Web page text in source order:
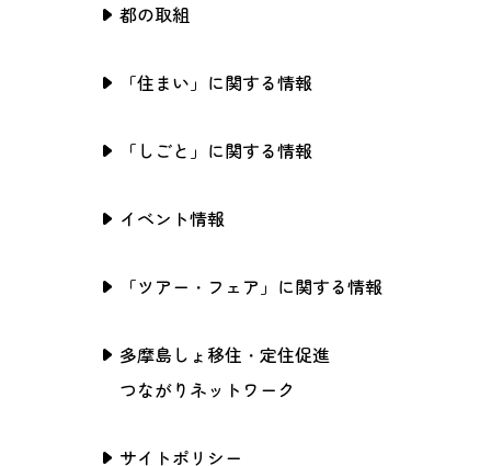
都の取組
「住まい」に関する情報
「しごと」に関する情報
イベント情報
「ツアー・フェア」に関する情報
多摩島しょ移住・定住促進
つながりネットワーク
サイトポリシー